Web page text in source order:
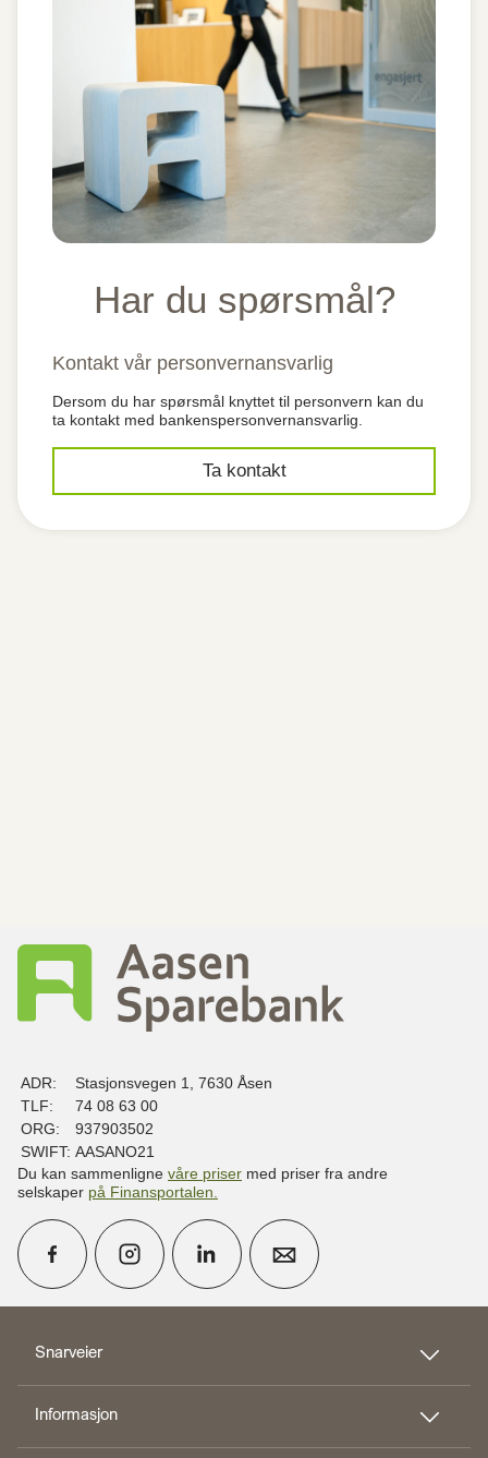
Har du spørsmål?
Kontakt vår personvernansvarlig
Dersom du har spørsmål knyttet til personvern kan du
ta kontakt med bankenspersonvernansvarlig.
Ta kontakt
Snarveier
Informasjon
ADR:
Stasjonsvegen 1, 7630 Åsen
TLF:
74 08 63 00
ORG:
937903502
SWIFT: AASANO21
Du kan sammenligne våre priser med priser fra andre
selskaper på Finansportalen